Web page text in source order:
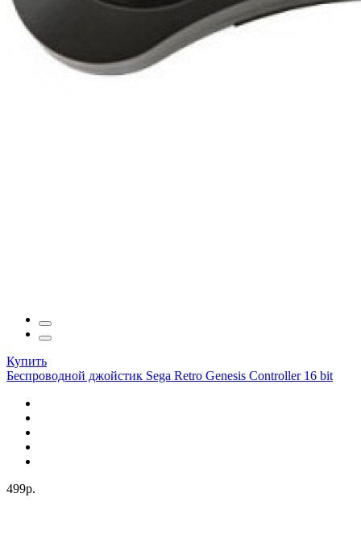
Купить
Беспроводной джойстик Sega Retro Genesis Controller 16 bit
499р.